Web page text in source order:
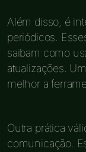
Além disso, é
periódicos.
saibam como
atualizações.
melhor a
Outra prática
comunicação.